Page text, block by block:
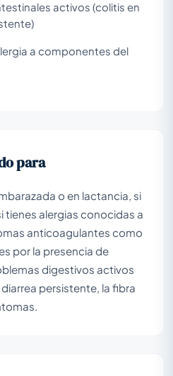
activos (colitis en
a componentes del
para
o en lactancia, si
tienes alergias conocidas a
anticoagulantes como
por la presencia de
digestivos activos
persistente, la fibra